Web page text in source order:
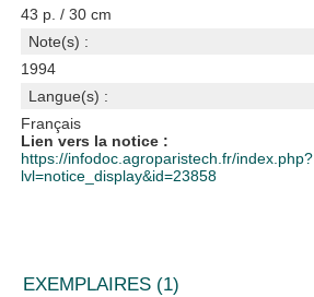
43 p. / 30 cm
Note(s) :
1994
Langue(s) :
Français
Lien vers la notice :
https://infodoc.agroparistech.fr/index.php?
lvl=notice_display&id=23858
EXEMPLAIRES (1)